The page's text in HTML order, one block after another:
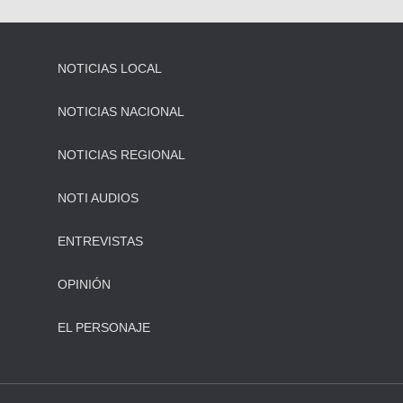
NOTICIAS LOCAL
NOTICIAS NACIONAL
NOTICIAS REGIONAL
NOTI AUDIOS
ENTREVISTAS
OPINIÓN
EL PERSONAJE